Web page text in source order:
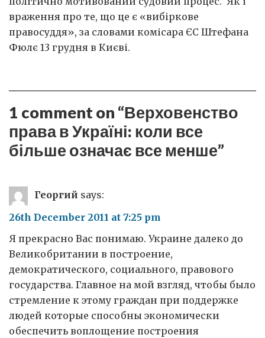
враження про те, що це є «вибіркове
правосуддя», за словами комісара ЄС Штефана
Фюлє 13 грудня в Києві.
1 comment on “Верховенство
права в Україні: коли все
більше означає все менше”
Георгий says:
26th December 2011 at 7:25 pm
Я прекрасно Вас понимаю. Украине далеко до
Великобритании в построение,
демократического, социального, правового
государства. Главное на мой взгляд, чтобы было
стремление к этому граждан при поддержке
людей которые способны экономически
обеспечить воплощение построения